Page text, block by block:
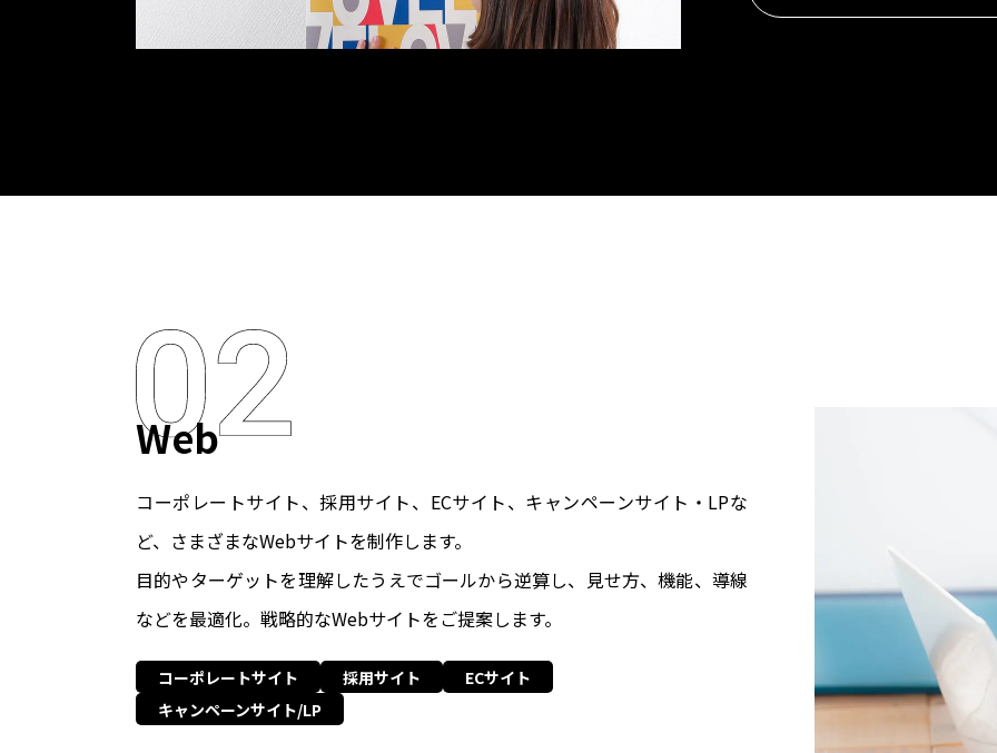
Web
コーポレートサイト、採用サイト、ECサイト、キャンペーンサイト・LPな
ど、さまざまなWebサイトを制作します。
目的やターゲットを理解したうえでゴールから逆算し、見せ方、機能、導線
などを最適化。戦略的なWebサイトをご提案します。
コーポレートサイト 採用サイト
ECサイト
キャンペーンサイト/LP